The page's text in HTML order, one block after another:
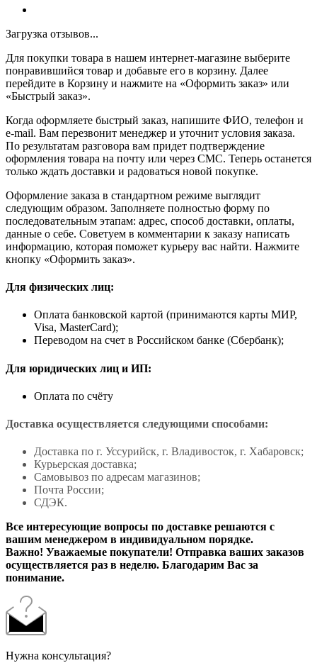
Загрузка отзывов...
Для покупки товара в нашем интернет-магазине выберите
понравившийся товар и добавьте его в корзину. Далее
перейдите в Корзину и нажмите на «Оформить заказ» или
«Быстрый заказ».
Когда оформляете быстрый заказ, напишите ФИО, телефон и
e-mail. Вам перезвонит менеджер и уточнит условия заказа.
По результатам разговора вам придет подтверждение
оформления товара на почту или через СМС. Теперь останется
только ждать доставки и радоваться новой покупке.
Оформление заказа в стандартном режиме выглядит
следующим образом. Заполняете полностью форму по
последовательным этапам: адрес, способ доставки, оплаты,
данные о себе. Советуем в комментарии к заказу написать
информацию, которая поможет курьеру вас найти. Нажмите
кнопку «Оформить заказ».
Для физических лиц:
Оплата банковской картой (принимаются карты МИР,
Visa, MasterCard);
Переводом на счет в Российском банке (Сбербанк);
Для юридических лиц и ИП:
Оплата по счёту
Доставка осуществляется следующими способами:
Доставка по г. Уссурийск, г. Владивосток, г. Хабаровск;
Курьерская доставка;
Самовывоз по адресам магазинов;
Почта России;
СДЭК.
Все интересующие вопросы по доставке решаются с
вашим менеджером в индивидуальном порядке.
Важно! Уважаемые покупатели! Отправка ваших заказов
осуществляется раз в неделю. Благодарим Вас за
понимание.
Нужна консультация?